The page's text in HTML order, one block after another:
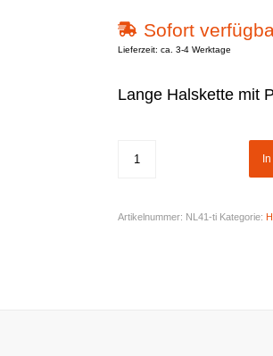
Sofort
Lieferzeit: ca. 3-4 Werktage
Lange Halskette mit
Artikelnummer: NL41-ti Kategorie: